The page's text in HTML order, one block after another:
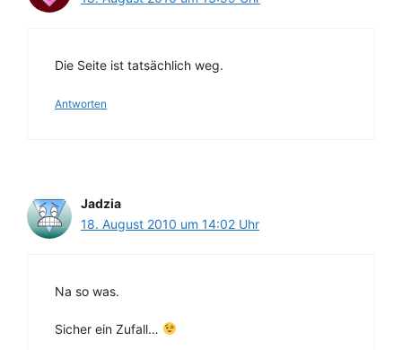
Die Seite ist tatsächlich weg.
Antworten
Jadzia
18. August 2010 um 14:02 Uhr
Na so was.
Sicher ein Zufall…